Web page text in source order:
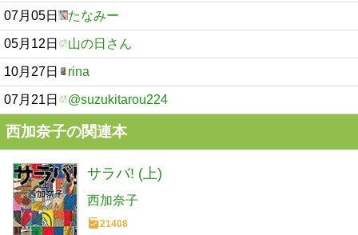
07月05日 たなみー
05月12日 山の日さん
10月27日 rina
07月21日 @suzukitarou224
西加奈子の関連本
サラバ! (上)
西加奈子
21408